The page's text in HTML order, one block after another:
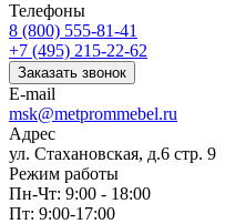
Телефоны
8 (800) 555-81-41
+7 (495) 215-22-62
Заказать звонок
E-mail
msk@metprommebel.ru
Адрес
ул. Стахановская, д.6 стр. 9
Режим работы
Пн-Чт: 9:00 - 18:00
Пт: 9:00-17:00